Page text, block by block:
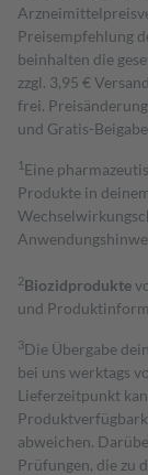
Preisempfehlung
beinhalten die
zzgl. 3,95 €
frei.
und Gratis-
1 Eine
Produkte in
2Biozidprodukte
und
3Die Übergabe
bei uns werktags
Lieferzeitpunkt
abweichen.
Prüfungen, die zu